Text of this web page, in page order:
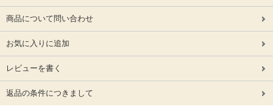
商品について問い合わせ
お気に入りに追加
レビューを書く
返品の条件につきまして